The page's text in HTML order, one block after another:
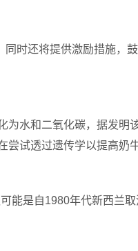
同时还将提供激励措施，
为水和二氧化碳，据发明
试透过遗传学以提高奶
能是自1980年代新西兰